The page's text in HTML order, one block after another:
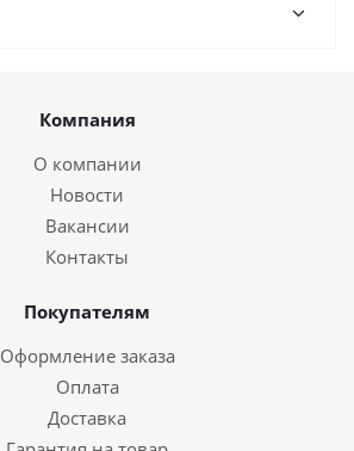
Компания
О компании
Новости
Вакансии
Контакты
Покупателям
Оформление заказа
Оплата
Доставка